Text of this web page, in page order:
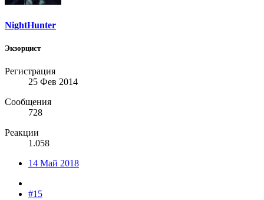
NightHunter
Экзорцист
Регистрация
25 Фев 2014
Сообщения
728
Реакции
1.058
14 Май 2018
#15